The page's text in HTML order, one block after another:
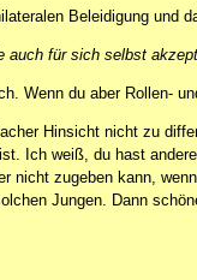
Beleidigung und
auch für sich selbst
Wenn du aber Rollen-
Hinsicht nicht zu
Ich weiß, du hast
nicht zugeben kann,
Jungen. Dann